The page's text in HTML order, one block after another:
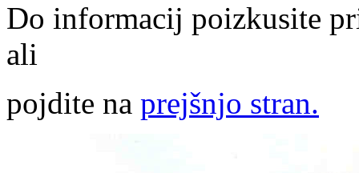
Do informacij poizkusite
ali
pojdite na prejšnjo stran.